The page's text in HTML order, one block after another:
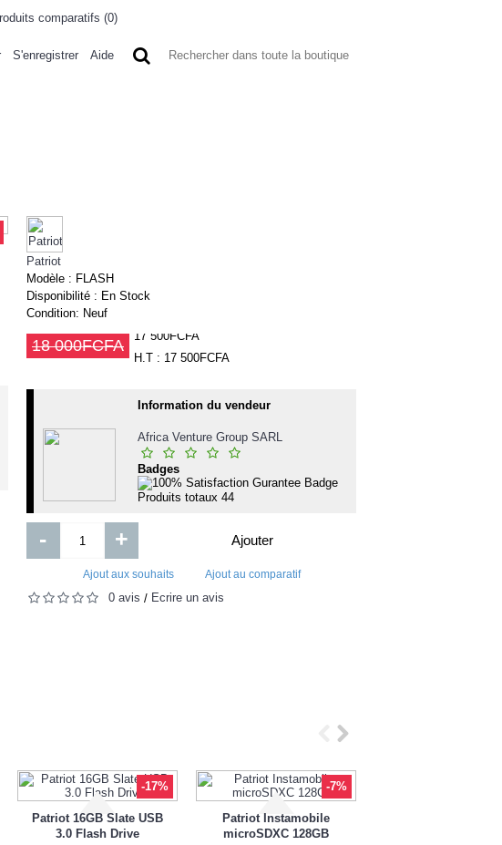
comparatifs (0)
S'enregistrer Aide
gelule b-28
CHANEL
6 000FCFA
Patriot
Modèle : FLASH
Disponibilité : En Stock
Condition: Neuf
18 000FCFA
17 500FCFA
H.T : 17 500FCFA
Information du vendeur
Africa Venture Group SARL
Badges
Produits totaux 44
- + Ajouter
Ajout aux souhaits Ajout au comparatif
0 avis / Écrire un avis
-17%
Patriot 16GB Slate USB
3.0 Flash Drive
-7%
Patriot Instamobile
microSDXC 128GB